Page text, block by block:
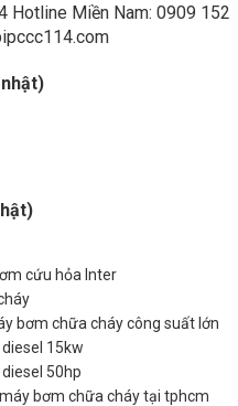
Miền Nam: 0909 152
cứu hỏa Inter
bơm chữa cháy công suất lớn
15kw
50hp
máy bơm chữa cháy tại tphcm